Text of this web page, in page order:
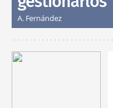
A. Fernández